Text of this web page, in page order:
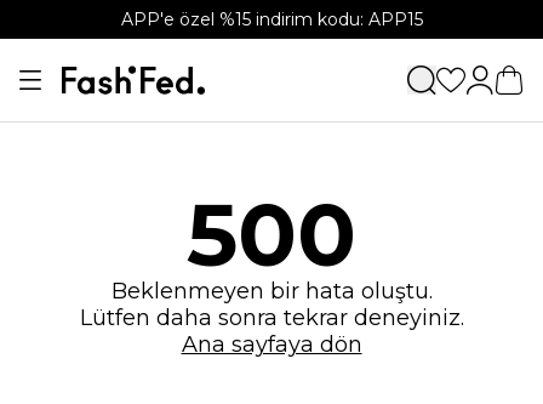
APP'e özel %15 indirim kodu: APP15
500
Beklenmeyen bir hata oluştu.
Lütfen daha sonra tekrar deneyiniz.
Ana sayfaya dön